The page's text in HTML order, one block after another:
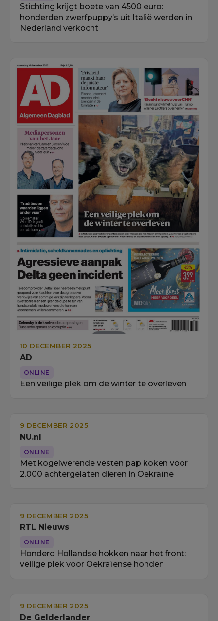
Stichting krijgt boete van 4500 euro:
honderden zwerfpuppy’s uit Italië werden in
Nederland verkocht
10 DECEMBER 2025
AD
ONLINE
Een veilige plek om de winter te overleven
9 DECEMBER 2025
NU.nl
ONLINE
Met kogelwerende vesten pap koken voor
2.000 achtergelaten dieren in Oekraïne
9 DECEMBER 2025
RTL Nieuws
ONLINE
Honderd Hollandse hokken naar het front:
veilige plek voor Oekraïense honden
9 DECEMBER 2025
De Gelderlander